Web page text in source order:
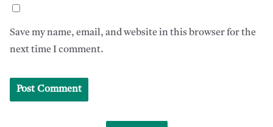
Save my name, email, and website in this browser for the
next time I comment.